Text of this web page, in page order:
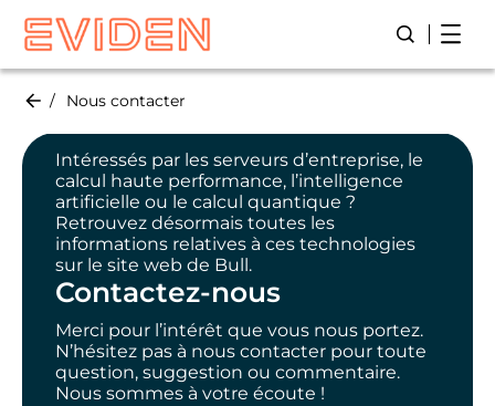
Skip
main
Lancer/
Nous contacter
Intéressés par les serveurs d’entreprise, le
calcul haute performance, l’intelligence
artificielle ou le calcul quantique ?
Retrouvez désormais toutes les
informations relatives à ces technologies
sur le site web de Bull.
Contactez-nous
Merci pour l’intérêt que vous nous portez.
N’hésitez pas à nous contacter pour toute
question, suggestion ou commentaire.
Nous sommes à votre écoute !